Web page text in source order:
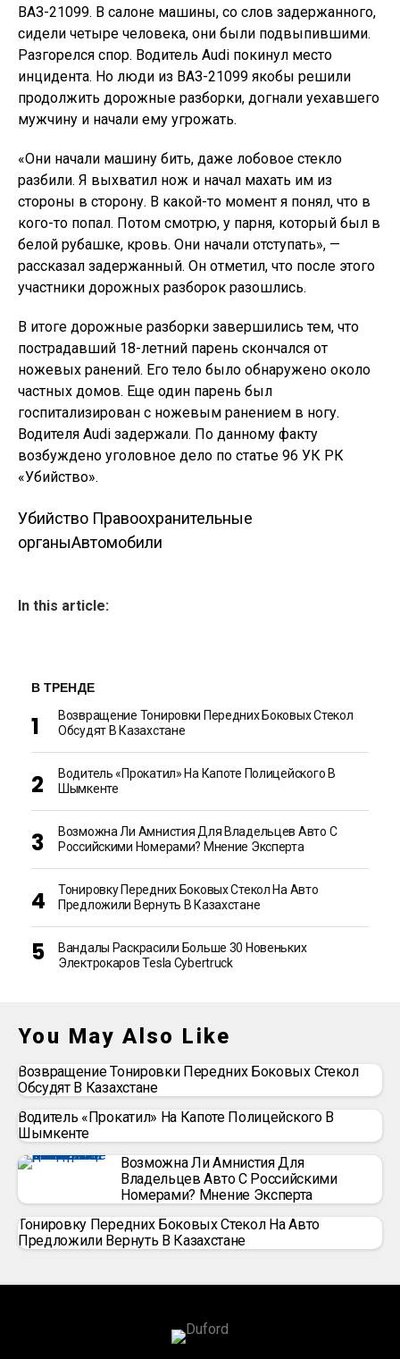
ВАЗ-21099. В салоне машины, со слов задержанного,
сидели четыре человека, они были подвыпившими.
Разгорелся спор. Водитель Audi покинул место
инцидента. Но люди из ВАЗ-21099 якобы решили
продолжить дорожные разборки, догнали уехавшего
мужчину и начали ему угрожать.
«Они начали машину бить, даже лобовое стекло
разбили. Я выхватил нож и начал махать им из
стороны в сторону. В какой-то момент я понял, что в
кого-то попал. Потом смотрю, у парня, который был в
белой рубашке, кровь. Они начали отступать», —
рассказал задержанный. Он отметил, что после этого
участники дорожных разборок разошлись.
В итоге дорожные разборки завершились тем, что
пострадавший 18-летний парень скончался от
ножевых ранений. Его тело было обнаружено около
частных домов. Еще один парень был
госпитализирован с ножевым ранением в ногу.
Водителя Audi задержали. По данному факту
возбуждено уголовное дело по статье 96 УК РК
«Убийство».
Убийство Правоохранительные
органыАвтомобили
In this article:
В ТРЕНДЕ
Возвращение Тонировки Передних Боковых Стекол
Обсудят В Казахстане
Водитель «прокатил» На Капоте Полицейского В
Шымкенте
Возможна Ли Амнистия Для Владельцев Авто С
Российскими Номерами? Мнение Эксперта
Тонировку Передних Боковых Стекол На Авто
Предложили Вернуть В Казахстане
Вандалы Раскрасили Больше 30 Новеньких
Электрокаров Tesla Cybertruck
You May Also Like
Возвращение Тонировки Передних Боковых Стекол
Обсудят В Казахстане
Водитель «прокатил» На Капоте Полицейского В
Шымкенте
Возможна Ли Амнистия Для
Владельцев Авто С Российскими
Номерами? Мнение Эксперта
Тонировку Передних Боковых Стекол На Авто
Предложили Вернуть В Казахстане